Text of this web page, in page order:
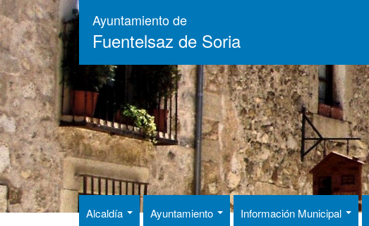
Pasar
al
contenido
principal
Ayuntamiento de
Fuentelsaz de Soria
Alcaldía Ayuntamiento Información Municipal